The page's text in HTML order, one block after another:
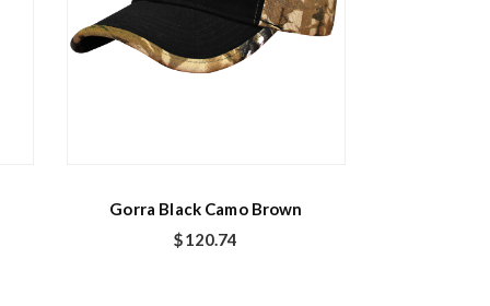
Gorra Black Camo Brown
$120.74